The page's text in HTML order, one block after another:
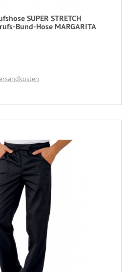
SUPER STRETCH
Bund-Hose MARGARITA